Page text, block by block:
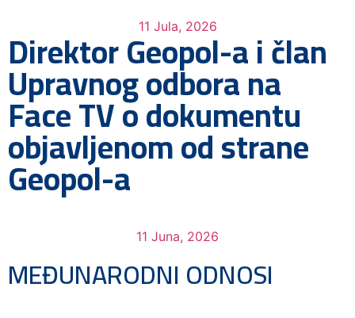
11 Jula, 2026
Direktor Geopol-a i član
Upravnog odbora na
Face TV o dokumentu
objavljenom od strane
Geopol-a
11 Juna, 2026
MEĐUNARODNI ODNOSI